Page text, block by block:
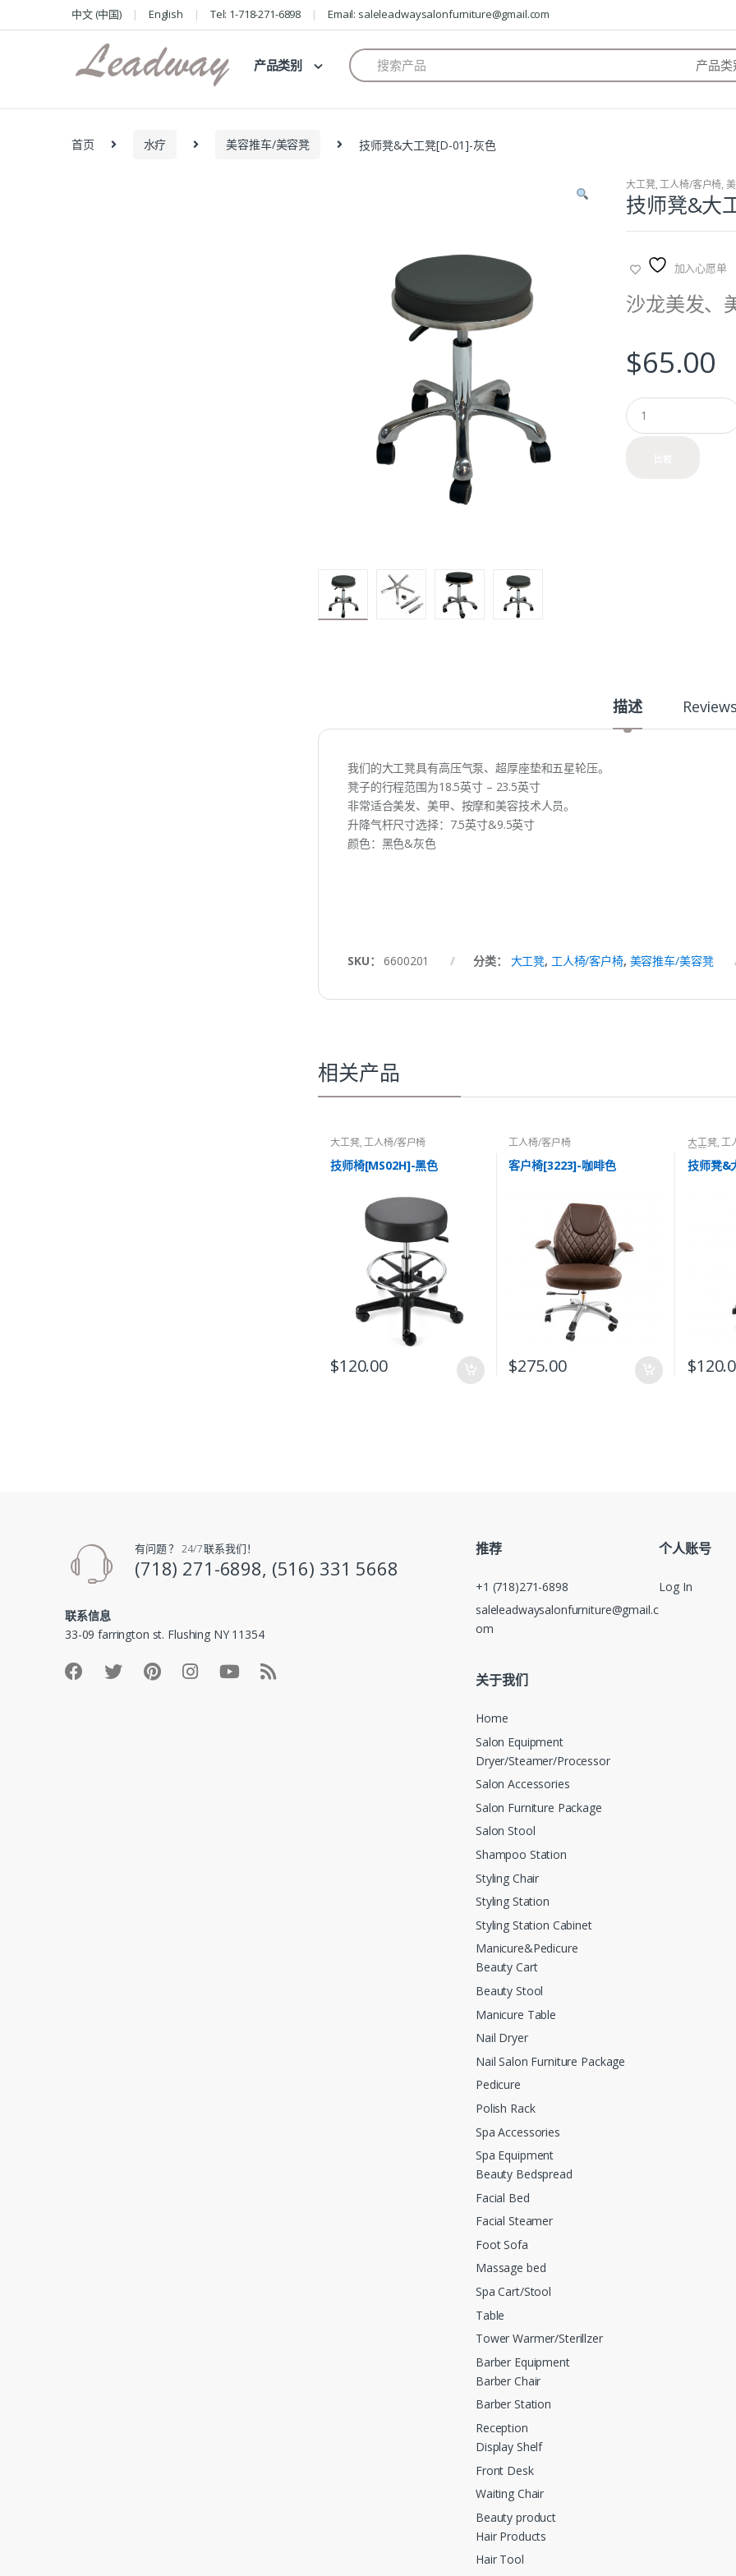
to
to
中文 (中国) English Tel: 1-718-271-6898 Email: saleleadwaysalonfurniture@gmail.com
产品类别
Search
for:
首页 水疗 美容推车/美容凳 技师凳&大工凳[D-01]-灰色
大工凳,工人椅/客户椅,
技师凳&大
加入心愿单
沙龙美发、
$65.00
Q
u
a
描述
我们的大工凳具有高压气泵、超厚座垫和五星轮压。
凳子的行程范围为18.5英寸 – 23.5英寸
非常适合美发、美甲、按摩和美容技术人员。
升降气杆尺寸选择：7.5英寸&9.5英寸
颜色：黑色&灰色
SKU： 6600201 分类： 大工凳, 工人椅/客户椅, 美容推车/美容凳
相关产品
大工凳,工人椅/客户椅
技师椅[MS02H]-黑色
$120.00
工人椅/客户椅
客户椅[3223]-咖啡色
$275.00
大工凳,工
容凳
技师凳&
$
有问题 ？ 24/7 联系我们！
(718) 271-6898, (516) 331 5668
联系信息
33-09 farrington st. Flushing NY 11354
推荐
+1 (718)271-6898
saleleadwaysalonfurniture@gmail.c
om
个人账号
Log In
关于我们
Home
Salon Equipment
Dryer/Steamer/Processor
Salon Accessories
Salon Furniture Package
Salon Stool
Shampoo Station
Styling Chair
Styling Station
Styling Station Cabinet
Manicure&Pedicure
Beauty Cart
Beauty Stool
Manicure Table
Nail Dryer
Nail Salon Furniture Package
Pedicure
Polish Rack
Spa Accessories
Spa Equipment
Beauty Bedspread
Facial Bed
Facial Steamer
Foot Sofa
Massage bed
Spa Cart/Stool
Table
Tower Warmer/Sterillzer
Barber Equipment
Barber Chair
Barber Station
Reception
Display Shelf
Front Desk
Waiting Chair
Beauty product
Hair Products
Hair Tool